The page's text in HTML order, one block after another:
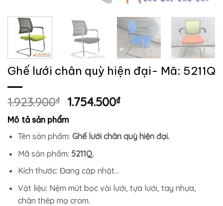
Ghế lưới chân quỳ hiện đại- Mã: 5211Q
1.923.900₫
Giá
là:
1.923.900₫.
1.754.500₫Giá
là:
Mô tả sản phẩm
Tên sản phẩm: Ghế lưới chân quỳ hiện đại.
Mã sản phẩm: 5211Q.
Kích thước: Đang cập nhật…
Vật liệu: Nệm mút bọc vải lưới, tựa lưới, tay nhựa,
chân thép mạ crom.